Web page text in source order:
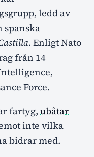
ledd av
spanska
. Enligt Nato
från 14
Force.
fartyg, ubåtar
inte vilka
bidrar med.